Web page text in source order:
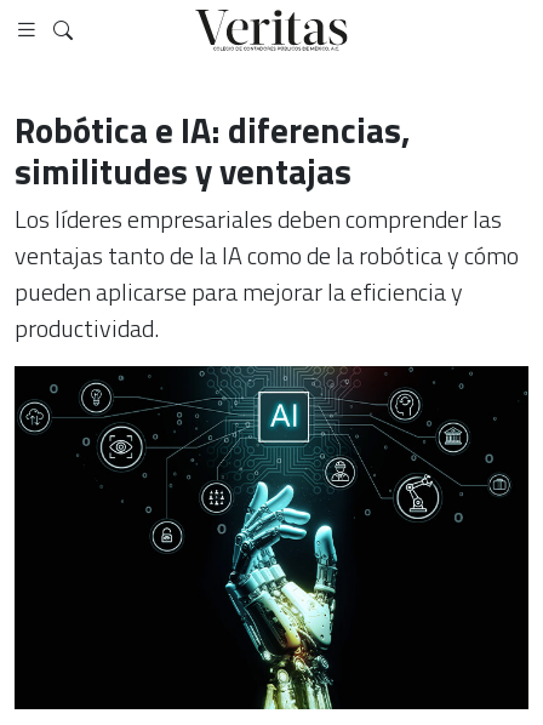
Robótica e IA: diferencias,
similitudes y ventajas
Los líderes empresariales deben comprender las
ventajas tanto de la IA como de la robótica y cómo
pueden aplicarse para mejorar la eficiencia y
productividad.